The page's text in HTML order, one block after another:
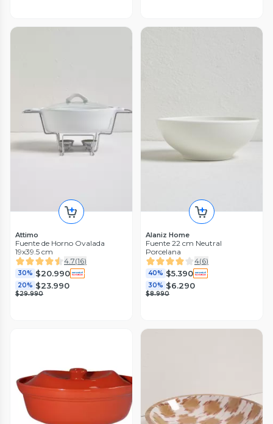
Attimo
Fuente de Horno Ovalada
19x39.5 cm
4.7(16)
30% $20.990
20% $23.990
$29.990
Alaniz Home
Fuente 22 cm Neutral
Porcelana
4(6)
40% $5.390
30% $6.290
$8.990